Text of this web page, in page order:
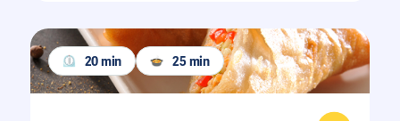
20 min 25 min